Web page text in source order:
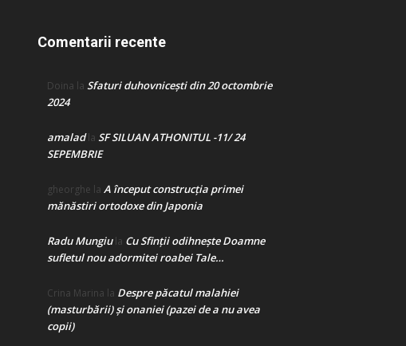
Comentarii recente
Doina la Sfaturi duhovnicești din 20 octombrie
2024
amaladla SF SILUAN ATHONITUL -11/ 24
SEPEMBRIE
gheorghe la A început construcţia primei
mănăstiri ortodoxe din Japonia
Radu Mungiula Cu Sfinții odihnește Doamne
sufletul nou adormitei roabei Tale…
Crina Marina la Despre păcatul malahiei
(masturbării) şi onaniei (pazei de a nu avea
copii)